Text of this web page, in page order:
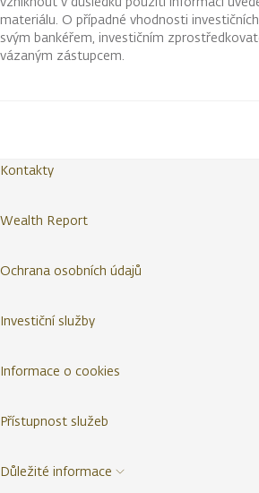
materiálu. O případné vhodnosti
svým bankéřem, investičním
vázaným zástupcem.
Kontakty
Wealth Report
Ochrana osobních údajů
Investiční služby
Informace o cookies
Přístupnost služeb
Důležité informace